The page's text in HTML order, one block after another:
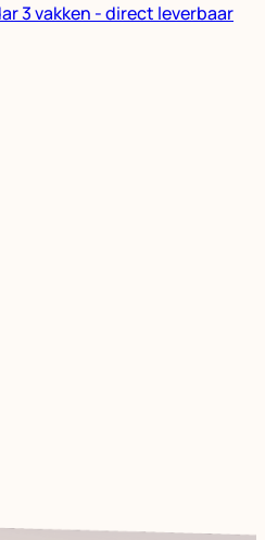
3 vakken - direct leverbaar